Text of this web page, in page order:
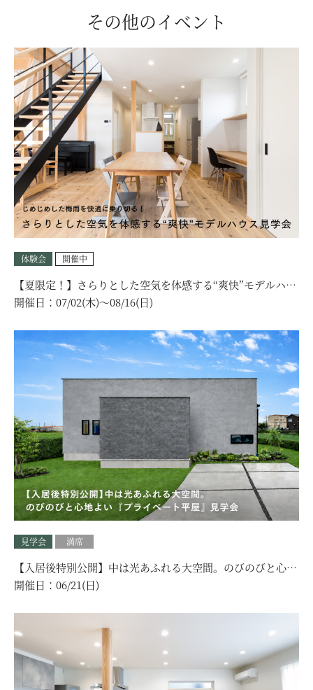
その他のイベント
体験会 開催中
【夏限定！】さらりとした空気を体感する“爽快”モデルハウ
ス見学会｜選べる見学コース！
開催日： 07/02(木)〜08/16(日)
見学会 満席
【入居後特別公開】中は光あふれる大空間。のびのびと心地
よい『プライベート平屋』見学会｜加古郡
開催日： 06/21(日)